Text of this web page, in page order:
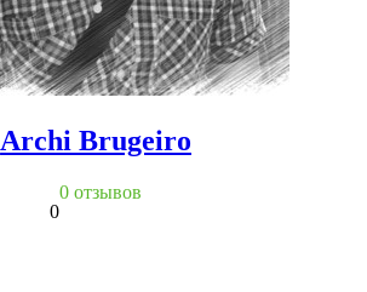
Archi Brugeiro
0
0 отзывов